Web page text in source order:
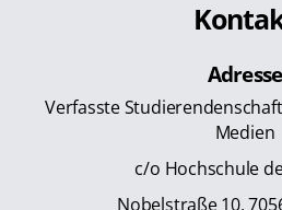
Adresse
Verfasste
Medien
c/o Hochschule
Nobelstraße 10,